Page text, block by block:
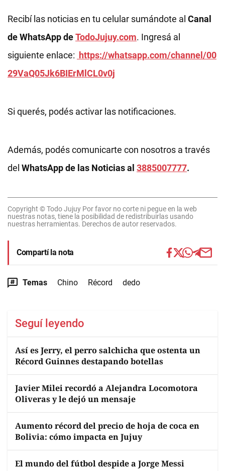
Recibí las noticias en tu celular sumándote al Canal
de WhatsApp deTodoJujuy.com. Ingresá al
siguiente enlace: https://whatsapp.com/channel/00
29VaQ05Jk6BIErMlCL0v0j
Si querés, podés activar las notificaciones.
Además, podés comunicarte con nosotros a través
del WhatsApp de las Noticias al 3885007777.
Copyright © Todo Jujuy Por favor no corte ni pegue en la web
nuestras notas, tiene la posibilidad de redistribuirlas usando
nuestras herramientas. Derechos de autor reservados.
Compartí la nota
Temas Chino Récord dedo
Seguí leyendo
Así es Jerry, el perro salchicha que ostenta un
Récord Guinnes destapando botellas
Javier Milei recordó a Alejandra Locomotora
Oliveras y le dejó un mensaje
Aumento récord del precio de hoja de coca en
Bolivia: cómo impacta en Jujuy
El mundo del fútbol despide a Jorge Messi